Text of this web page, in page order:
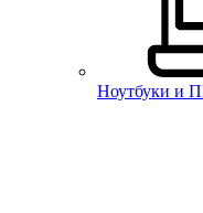
Ноутбуки и